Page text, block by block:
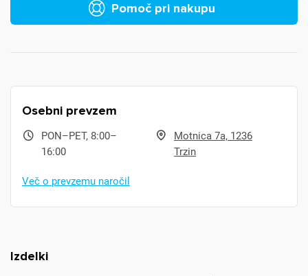
Pomoč pri nakupu
Izdelki
Osebni prevzem
PON–PET, 8:00–
16:00
Motnica 7a, 1236
Trzin
Več o prevzemu naročil